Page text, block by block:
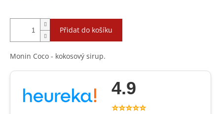
Přidat do košíku
Monin Coco - kokosový sirup.
4.9
⭐⭐⭐⭐⭐